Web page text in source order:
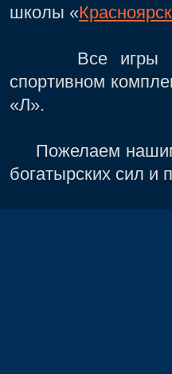
школы «Красноярск
Все игры
спортивном
«Л».
Пожелаем нашим
богатырских сил и